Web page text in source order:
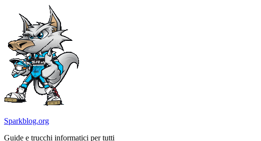
contenuto
Sparkblog.org
Guide e trucchi informatici per tutti